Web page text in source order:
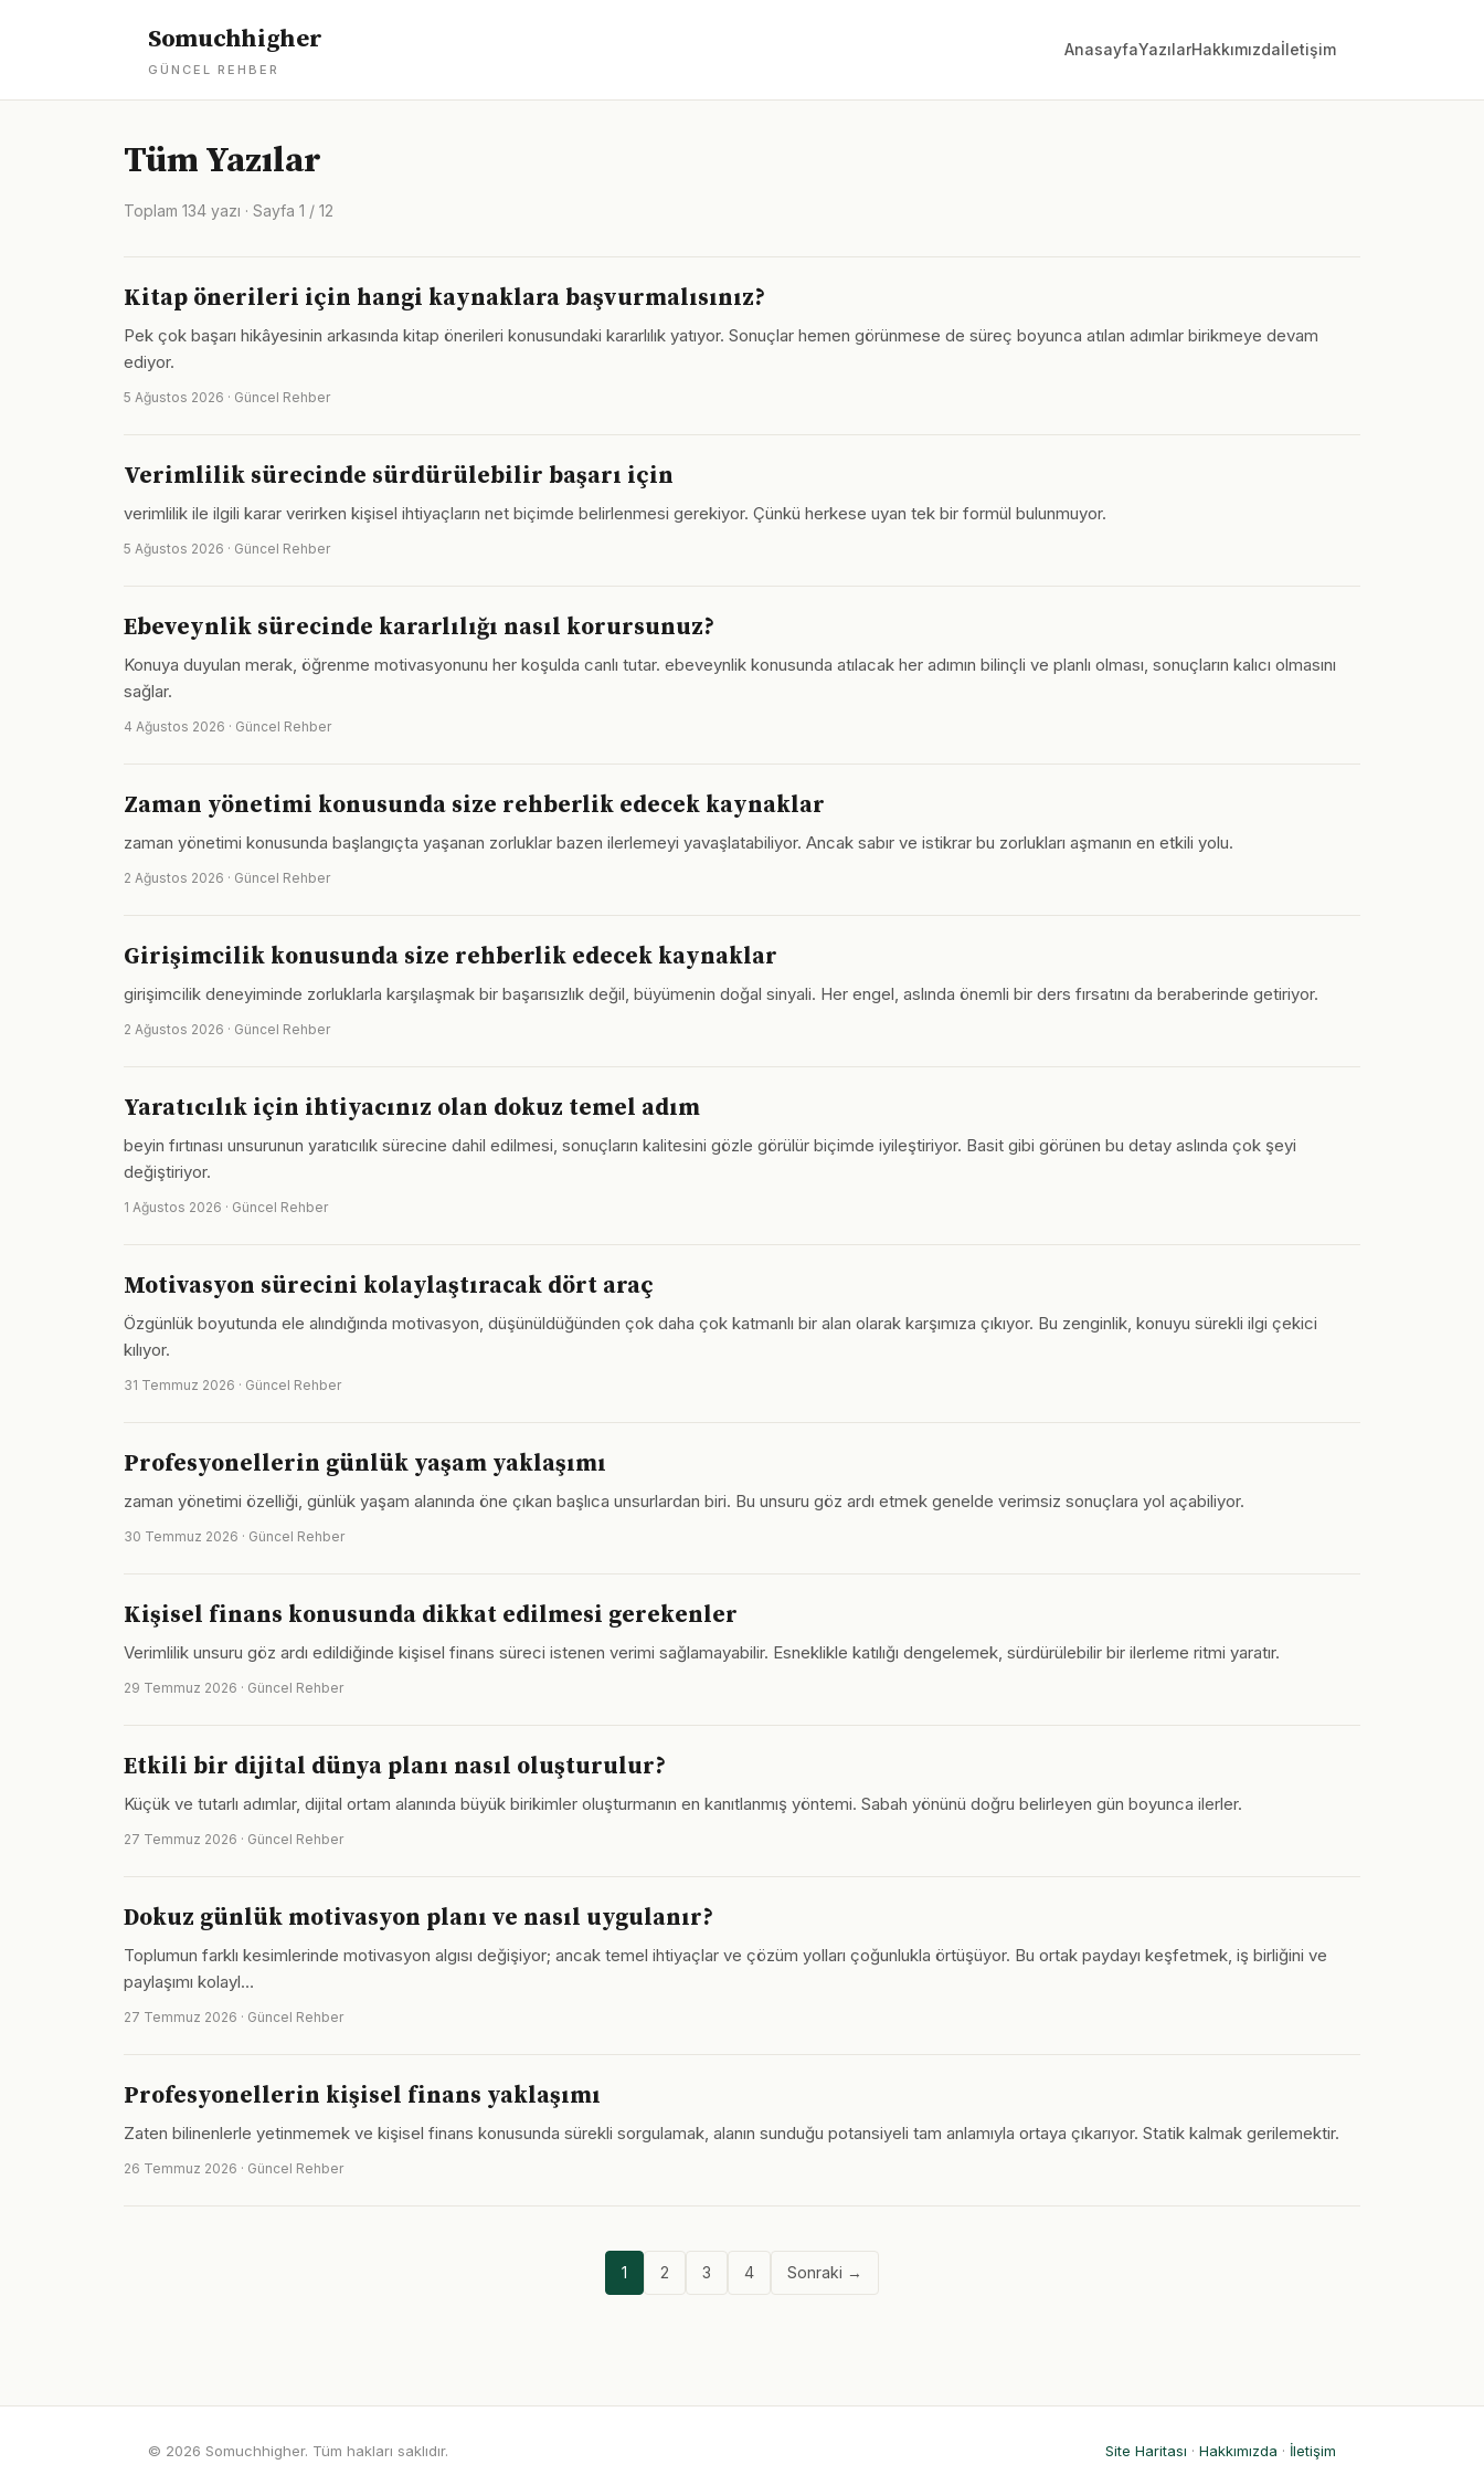
Somuchhigher
GÜNCEL REHBER
AnasayfaYazılarHakkımızdaİletişim
Tüm Yazılar
Toplam 134 yazı · Sayfa 1 / 12
Kitap önerileri için hangi kaynaklara başvurmalısınız?
Pek çok başarı hikâyesinin arkasında kitap önerileri konusundaki kararlılık yatıyor. Sonuçlar hemen görünmese de süreç boyunca atılan adımlar birikmeye devam
ediyor.
5 Ağustos 2026 · Güncel Rehber
Verimlilik sürecinde sürdürülebilir başarı için
verimlilik ile ilgili karar verirken kişisel ihtiyaçların net biçimde belirlenmesi gerekiyor. Çünkü herkese uyan tek bir formül bulunmuyor.
5 Ağustos 2026 · Güncel Rehber
Ebeveynlik sürecinde kararlılığı nasıl korursunuz?
Konuya duyulan merak, öğrenme motivasyonunu her koşulda canlı tutar. ebeveynlik konusunda atılacak her adımın bilinçli ve planlı olması, sonuçların kalıcı olmasını
sağlar.
4 Ağustos 2026 · Güncel Rehber
Zaman yönetimi konusunda size rehberlik edecek kaynaklar
zaman yönetimi konusunda başlangıçta yaşanan zorluklar bazen ilerlemeyi yavaşlatabiliyor. Ancak sabır ve istikrar bu zorlukları aşmanın en etkili yolu.
2 Ağustos 2026 · Güncel Rehber
Girişimcilik konusunda size rehberlik edecek kaynaklar
girişimcilik deneyiminde zorluklarla karşılaşmak bir başarısızlık değil, büyümenin doğal sinyali. Her engel, aslında önemli bir ders fırsatını da beraberinde getiriyor.
2 Ağustos 2026 · Güncel Rehber
Yaratıcılık için ihtiyacınız olan dokuz temel adım
beyin fırtınası unsurunun yaratıcılık sürecine dahil edilmesi, sonuçların kalitesini gözle görülür biçimde iyileştiriyor. Basit gibi görünen bu detay aslında çok şeyi
değiştiriyor.
1 Ağustos 2026 · Güncel Rehber
Motivasyon sürecini kolaylaştıracak dört araç
Özgünlük boyutunda ele alındığında motivasyon, düşünüldüğünden çok daha çok katmanlı bir alan olarak karşımıza çıkıyor. Bu zenginlik, konuyu sürekli ilgi çekici
kılıyor.
31 Temmuz 2026 · Güncel Rehber
Profesyonellerin günlük yaşam yaklaşımı
zaman yönetimi özelliği, günlük yaşam alanında öne çıkan başlıca unsurlardan biri. Bu unsuru göz ardı etmek genelde verimsiz sonuçlara yol açabiliyor.
30 Temmuz 2026 · Güncel Rehber
Kişisel finans konusunda dikkat edilmesi gerekenler
Verimlilik unsuru göz ardı edildiğinde kişisel finans süreci istenen verimi sağlamayabilir. Esneklikle katılığı dengelemek, sürdürülebilir bir ilerleme ritmi yaratır.
29 Temmuz 2026 · Güncel Rehber
Etkili bir dijital dünya planı nasıl oluşturulur?
Küçük ve tutarlı adımlar, dijital ortam alanında büyük birikimler oluşturmanın en kanıtlanmış yöntemi. Sabah yönünü doğru belirleyen gün boyunca ilerler.
27 Temmuz 2026 · Güncel Rehber
Dokuz günlük motivasyon planı ve nasıl uygulanır?
Toplumun farklı kesimlerinde motivasyon algısı değişiyor; ancak temel ihtiyaçlar ve çözüm yolları çoğunlukla örtüşüyor. Bu ortak paydayı keşfetmek, iş birliğini ve
paylaşımı kolayl…
27 Temmuz 2026 · Güncel Rehber
Profesyonellerin kişisel finans yaklaşımı
Zaten bilinenlerle yetinmemek ve kişisel finans konusunda sürekli sorgulamak, alanın sunduğu potansiyeli tam anlamıyla ortaya çıkarıyor. Statik kalmak gerilemektir.
26 Temmuz 2026 · Güncel Rehber
1 2 3 4 Sonraki →
© 2026 Somuchhigher. Tüm hakları saklıdır. Site Haritası · Hakkımızda · İletişim